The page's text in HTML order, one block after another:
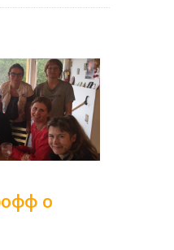
о